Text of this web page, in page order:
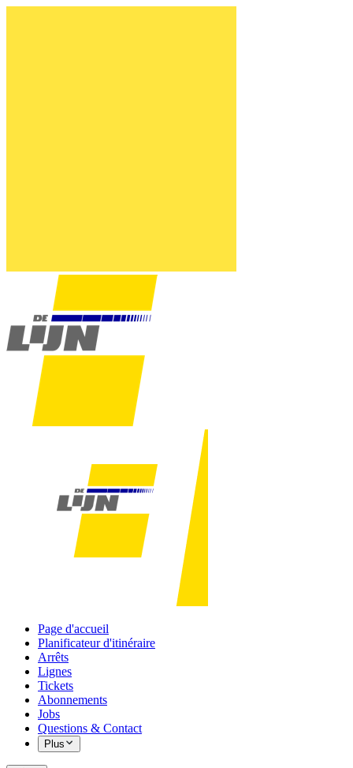
Page d'accueil
Planificateur d'itinéraire
Arrêts
Lignes
Tickets
Abonnements
Jobs
Questions & Contact
Plus